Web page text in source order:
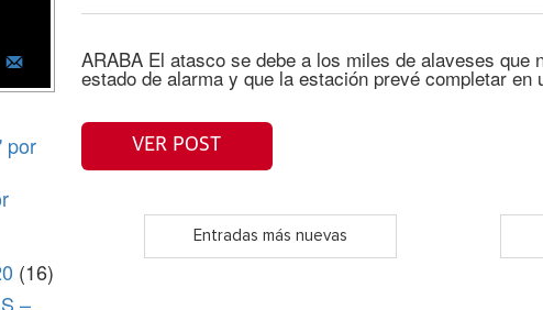
ARABA El atasco se debe a los miles de alaveses que
estado de alarma y que la estación prevé completar en
VER POST
Entradas más nuevas
por
(16)
–